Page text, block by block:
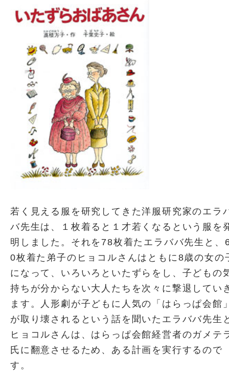
若く見える服を研究してきた洋服研究家のエラ
バ先生は、１枚着ると１才若くなるという服を
明しました。それを78枚着たエラババ先生と、
0枚着た弟子のヒョコルさんはともに8歳の女の
になって、いろいろといたずらをし、子どもの
持ちが分からない大人たちを次々に撃退してい
ます。人形劇が子どもに人気の「はらっぱ会館
が取り壊されるという話を聞いたエラババ先生
ヒョコルさんは、はらっぱ会館経営者のガメテ
氏に翻意させるため、ある計画を実行するので
す。